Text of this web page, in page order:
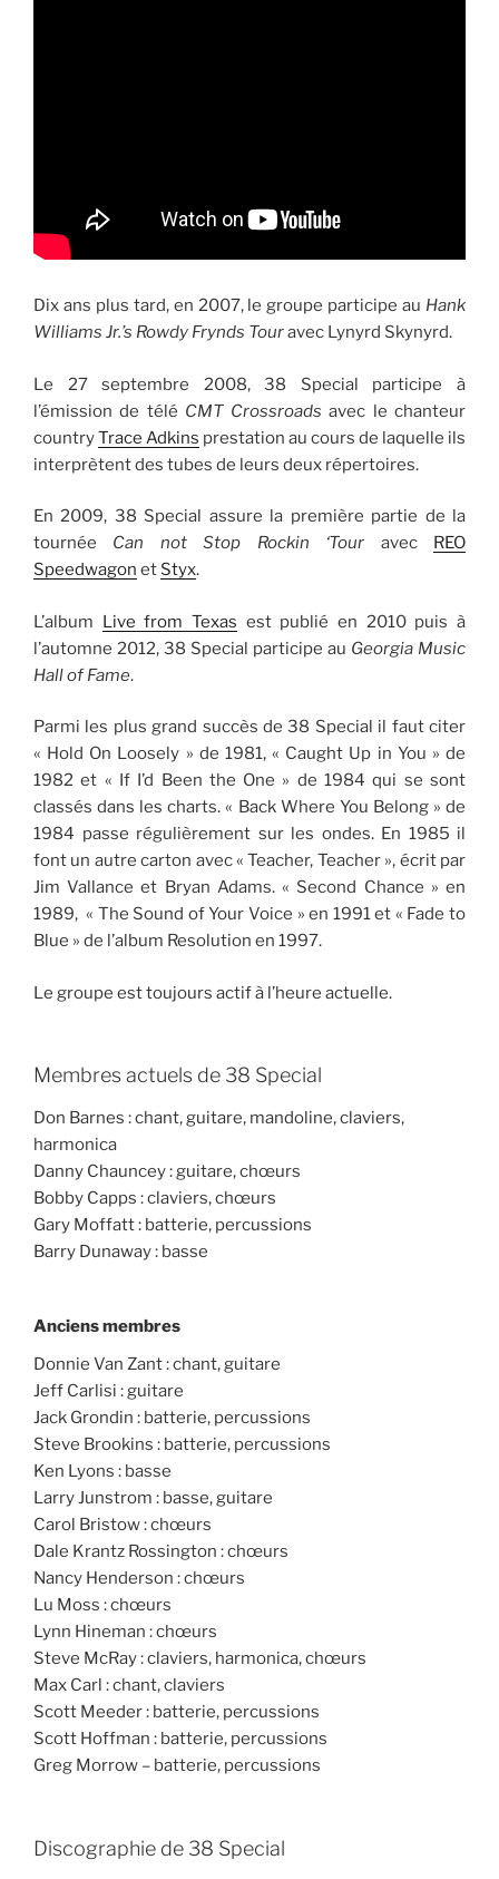
Dix ans plus tard, en 2007, le groupe participe au Hank
Williams Jr.’s Rowdy Frynds Touravec Lynyrd Skynyrd.
Le 27 septembre 2008, 38 Special participe à
l’émission de télé CMT Crossroads avec le chanteur
countryTrace Adkins prestation au cours de laquelle ils
interprètent des tubes de leurs deux répertoires.
En 2009, 38 Special assure la première partie de la
tournée Can not Stop Rockin ‘Tour avec REO
Speedwagon et Styx.
L’album Live from Texas est publié en 2010 puis à
l’automne 2012, 38 Special participe au Georgia Music
Hall of Fame.
Parmi les plus grand succès de 38 Special il faut citer
« Hold On Loosely » de 1981, « Caught Up in You » de
1982 et « If I’d Been the One » de 1984 qui se sont
classés dans les charts. « Back Where You Belong » de
1984 passe régulièrement sur les ondes. En 1985 il
font un autre carton avec « Teacher, Teacher », écrit par
Jim Vallance et Bryan Adams. « Second Chance » en
1989, « The Sound of Your Voice » en 1991 et « Fade to
Blue » de l’album Resolution en 1997.
Le groupe est toujours actif à l’heure actuelle.
Membres actuels de 38 Special
Don Barnes : chant, guitare, mandoline, claviers,
harmonica
Danny Chauncey : guitare, chœurs
Bobby Capps : claviers, chœurs
Gary Moffatt : batterie, percussions
Barry Dunaway : basse
Anciens membres
Donnie Van Zant : chant, guitare
Jeff Carlisi : guitare
Jack Grondin : batterie, percussions
Steve Brookins : batterie, percussions
Ken Lyons : basse
Larry Junstrom : basse, guitare
Carol Bristow : chœurs
Dale Krantz Rossington : chœurs
Nancy Henderson : chœurs
Lu Moss : chœurs
Lynn Hineman : chœurs
Steve McRay : claviers, harmonica, chœurs
Max Carl : chant, claviers
Scott Meeder : batterie, percussions
Scott Hoffman : batterie, percussions
Greg Morrow – batterie, percussions
Discographie de 38 Special